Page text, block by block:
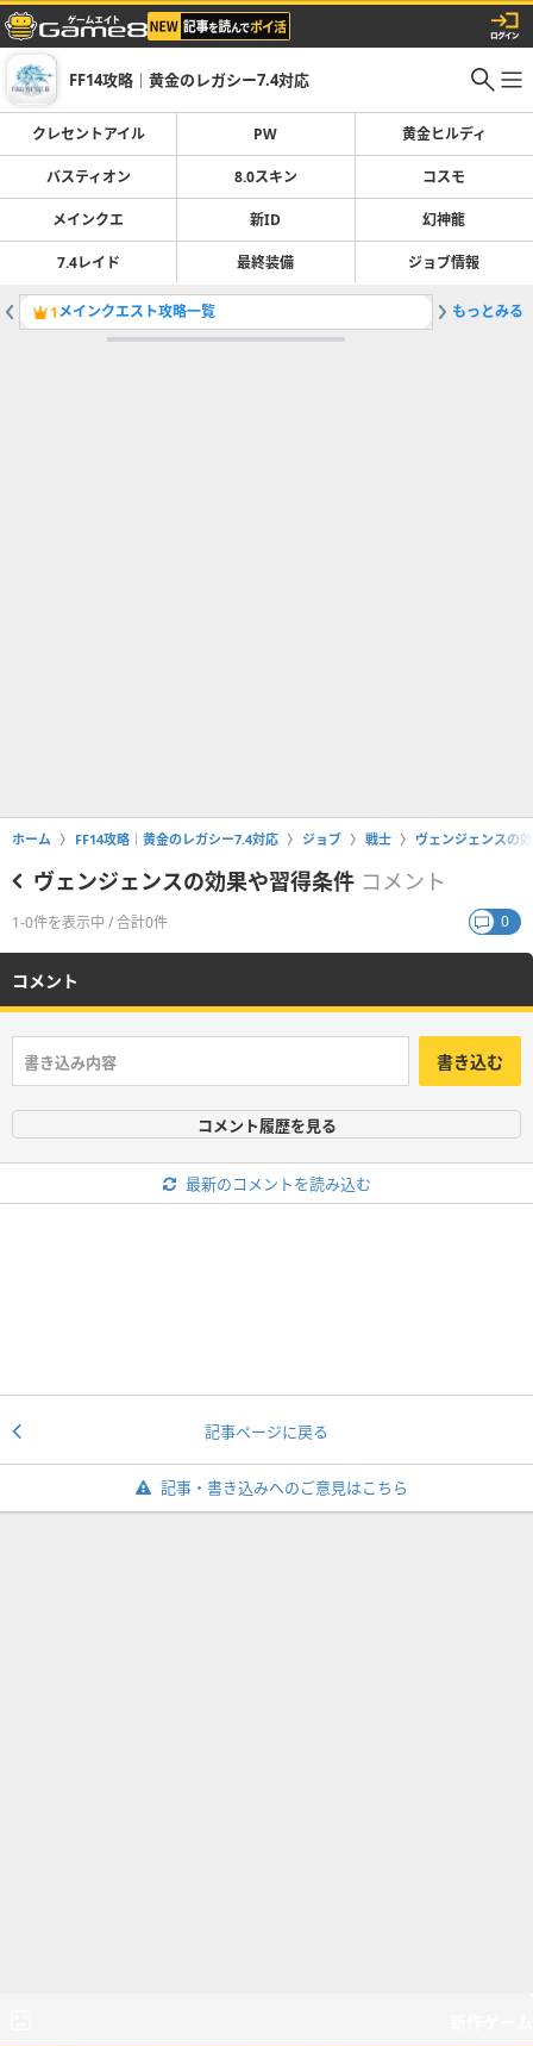
FF14攻略｜黄金のレガシー7.4対応
クレセントアイル PW 黄金ヒルディ
バスティオン 8.0スキン コスモ
メインクエ 新ID 幻神龍
7.4レイド 最終装備 ジョブ情報
1メインクエスト攻略一覧 2フォー
もっとみる
ホーム FF14攻略｜黄金のレガシー7.4対応 ジョブ 戦士 ヴェンジェンスの
ヴェンジェンスの効果や習得条件 コメント
1-0件を表示中 / 合計0件 0
コメント
書き込む
コメント履歴を見る
最新のコメントを読み込む
記事ページに戻る
記事・書き込みへのご意見はこちら